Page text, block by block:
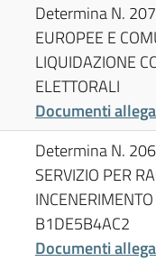
Determina N.
EUROPEE E
LIQUIDAZIONE
ELETTORALI
Documenti
Determina N.
SERVIZIO PER
B1DE5B4AC2
Documenti